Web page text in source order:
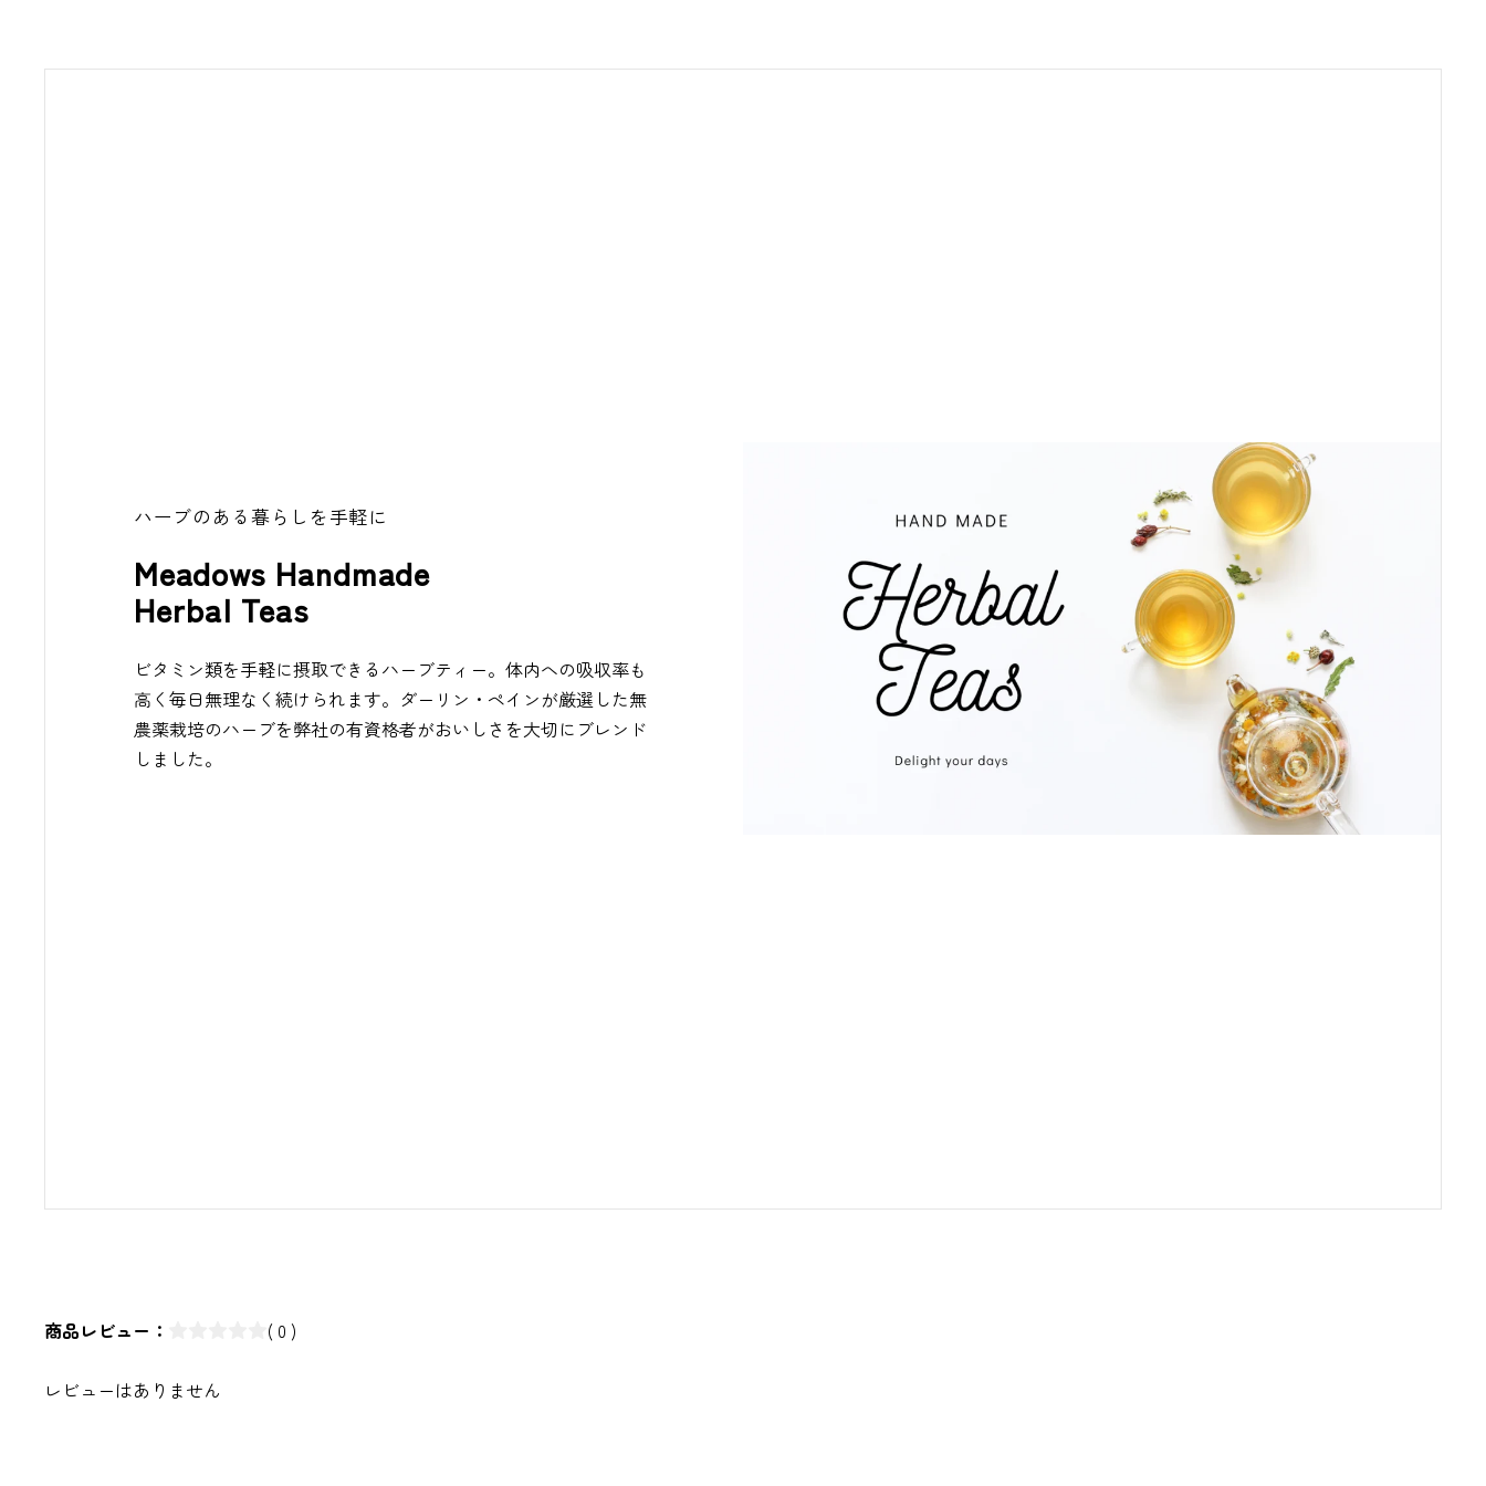
ハーブのある暮らしを手軽に
Meadows Handmade
Herbal Teas
ビタミン類を手軽に摂取できるハーブティー。体内への吸収率も
高く毎日無理なく続けられます。ダーリン・ペインが厳選した無
農薬栽培のハーブを弊社の有資格者がおいしさを大切にブレンド
しました。
商品レビュー： ( 0 )
レビューはありません